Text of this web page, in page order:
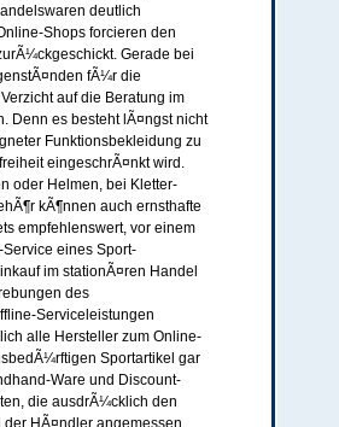
deutlich
Shops forcieren den
Gerade bei
fÃ¼r die
auf die Beratung im
Denn es besteht lÃ¤ngst nicht
Funktionsbekleidung zu
eingeschrÃ¤nkt wird.
oder Helmen, bei Kletter-
kÃ¶nnen auch ernsthafte
empfehlenswert, vor einem
eines Sport-
im stationÃ¤ren Handel
des
Serviceleistungen
alle Hersteller zum Online-
Sportartikel gar
Ware und Discount-
die ausdrÃ¼cklich den
HÃ¤ndler angemessen